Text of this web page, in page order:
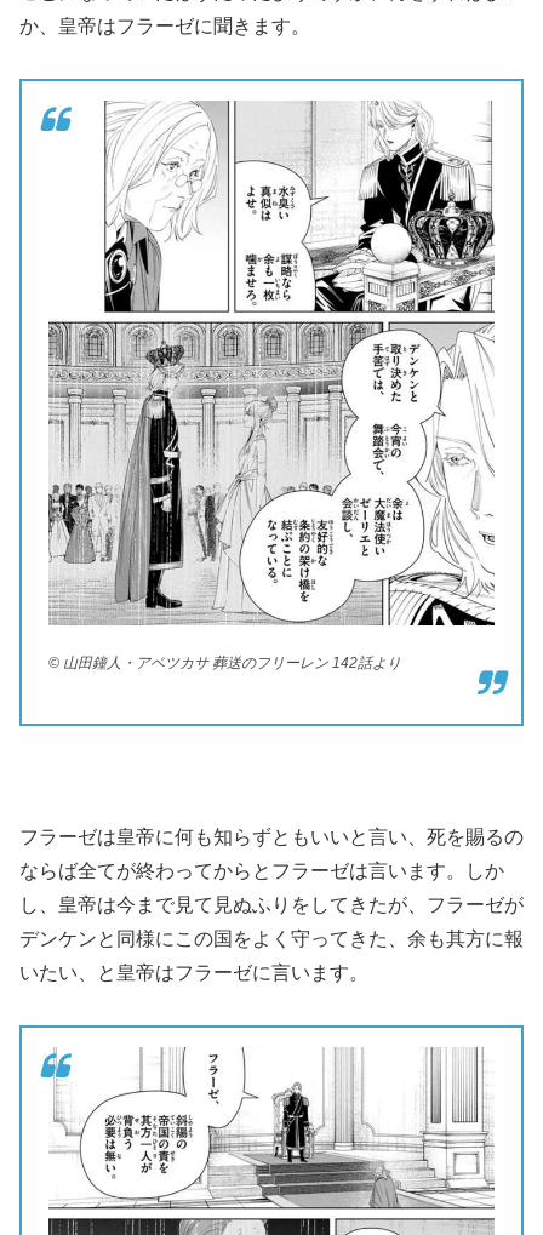
か、皇帝はフラーゼに聞きます。
© 山田鐘人・アベツカサ 葬送のフリーレン 142話より
フラーゼは皇帝に何も知らずともいいと言い、死を賜るの
ならば全てが終わってからとフラーゼは言います。しか
し、皇帝は今まで見て見ぬふりをしてきたが、フラーゼが
デンケンと同様にこの国をよく守ってきた、余も其方に報
いたい、と皇帝はフラーゼに言います。